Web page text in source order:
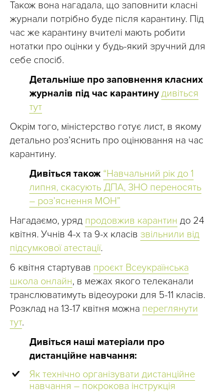
Також вона нагадала, що заповнити класні
журнали потрібно буде після карантину. Під
час же карантину вчителі мають робити
нотатки про оцінки у будь-який зручний для
себе спосіб.
Детальніше про заповнення класних
журналів під час карантину дивіться
тут
Окрім того, міністерство готує лист, в якому
детально роз’яснить про оцінювання на час
карантину.
Дивіться також “Навчальний рік до 1
липня, скасують ДПА, ЗНО переносять
– роз’яснення МОН”
Нагадаємо, уряд продовжив карантин до 24
квітня. Учнів 4-х та 9-х класів звільнили від
підсумкової атестації.
6 квітня стартував проєкт Всеукраїнська
школа онлайн, в межах якого телеканали
транслюватимуть відеоуроки для 5-11 класів.
Розклад на 13-17 квітня можна переглянути
тут.
Дивіться наші матеріали про
дистанційне навчання:
Як технічно організувати дистанційне
навчання – покрокова інструкція